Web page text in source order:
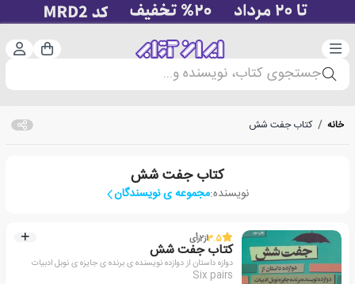
دسته‌بندی سبد
جستجوی کتاب، نویسنده و...
خانه / کتاب جفت شش
کتاب جفت شش
نویسنده:مجموعه ی نویسندگان
3.5از2رأی
کتاب جفت شش
دوازه داستان از دوازده نویسنده ی برنده ی جایزه ی نوبل ادبیات
Six pairs